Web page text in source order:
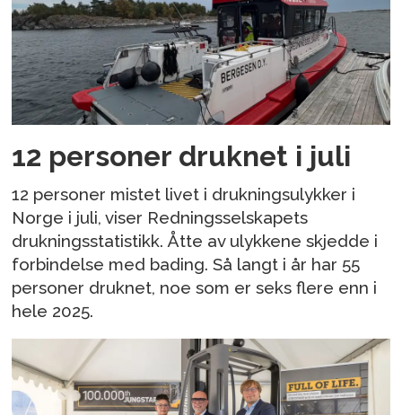
12 personer druknet i juli
12 personer mistet livet i drukningsulykker i
Norge i juli, viser Redningsselskapets
drukningsstatistikk. Åtte av ulykkene skjedde i
forbindelse med bading. Så langt i år har 55
personer druknet, noe som er seks flere enn i
hele 2025.